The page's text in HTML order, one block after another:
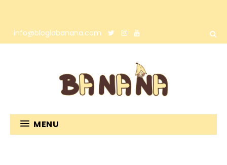
info@bloglabanana.com
MENU